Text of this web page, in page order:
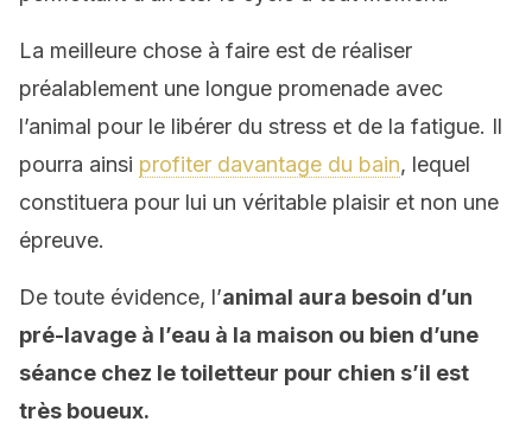
La meilleure chose à faire est de réaliser
préalablement une longue promenade avec
l’animal pour le libérer du stress et de la fatigue. Il
pourra ainsi profiter davantage du bain, lequel
constituera pour lui un véritable plaisir et non une
épreuve.
De toute évidence, l’animal aura besoin d’un
pré-lavage à l’eau à la maison ou bien d’une
séance chez letoiletteur pour chien s’il est
très boueux.